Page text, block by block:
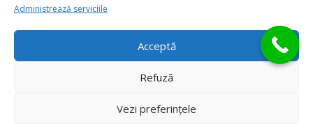
Administrează serviciile
Acceptă
Refuză
Vezi preferințele
Ai intrebari?